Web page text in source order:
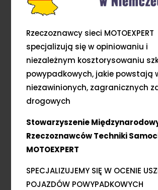
Rzeczoznawcy sieci MOTOEXPERT
specjalizują się w opiniowaniu i
niezależnym kosztorysowaniu
powypadkowych, jakie powstają
niezawinionych, zagranicznych
drogowych
Stowarzyszenie
Rzeczoznawców Techniki
MOTOEXPERT
SPECJALIZUJEMY SIĘ W OCENIE
POJAZDÓW POWYPADKOWYCH